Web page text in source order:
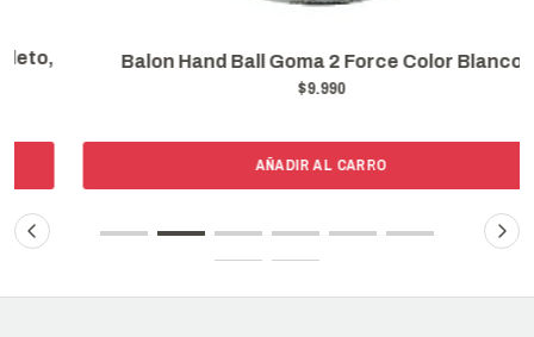
Balon Hand Ball Goma 2 Force Color Blanco
AÑADIR AL CARRO